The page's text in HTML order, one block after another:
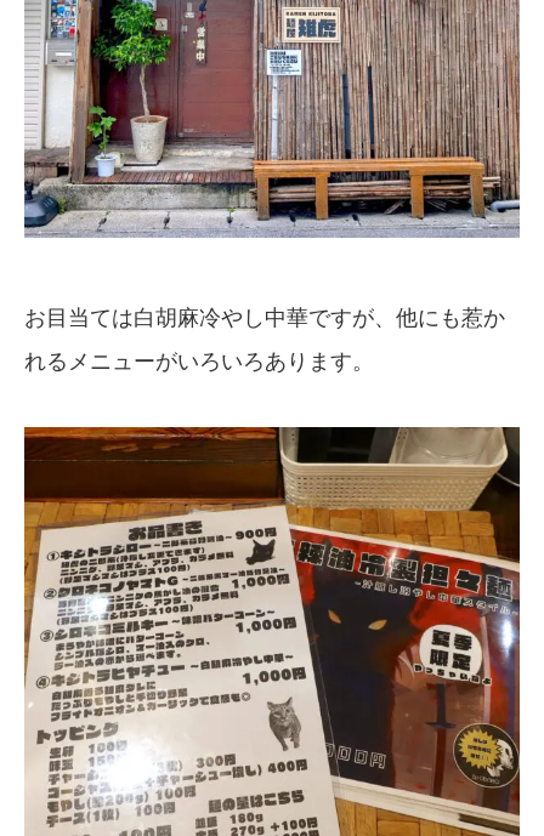
お目当ては白胡麻冷やし中華ですが、他にも惹か
れるメニューがいろいろあります。